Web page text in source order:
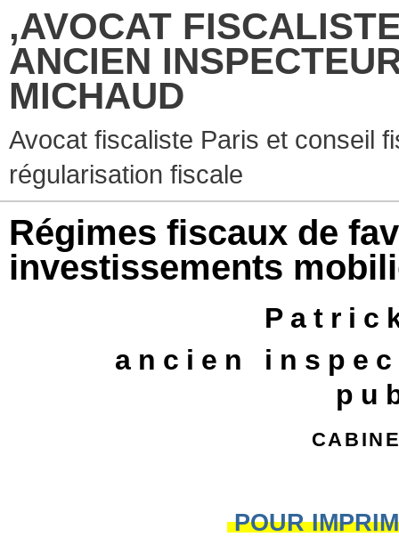
,AVOCAT
ANCIEN
MICHAUD
Avocat fiscaliste Paris et conseil
régularisation fiscale
Régimes fiscaux de
investissements
ancien
POUR